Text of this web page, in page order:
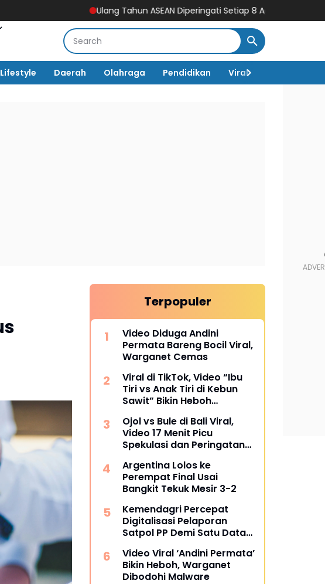
Ulang Tahun ASEAN Diperingati Setiap 8 Agustus, Begini Sejarah
Lifestyle Daerah Olahraga Pendidikan Viral
Terpopuler
Video Diduga Andini
Permata Bareng Bocil Viral,
Warganet Cemas
Viral di TikTok, Video “Ibu
Tiri vs Anak Tiri di Kebun
Sawit” Bikin Heboh
Ojol vs Bule di Bali Viral,
Video 17 Menit Picu
Spekulasi dan Peringatan
Argentina Lolos ke
Perempat Final Usai
Bangkit Tekuk Mesir 3-2
Kemendagri Percepat
Digitalisasi Pelaporan
Satpol PP Demi Satu Data
Video Viral ‘Andini Permata’
Bikin Heboh, Warganet
Dibodohi Malware